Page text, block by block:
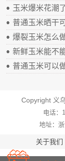
玉米爆米花潮
普通玉米晒干
爆裂玉米怎么
新鲜玉米能不
普通玉米可以
Copyright 义
电话：
地址：
关于我们